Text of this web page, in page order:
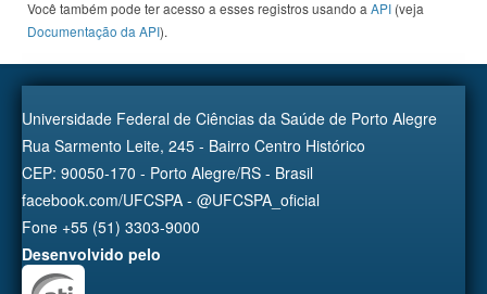
Você também pode ter acesso a esses registros usando a API (veja
Documentação da API).
Universidade Federal de Ciências da Saúde de Porto Alegre
Rua Sarmento Leite, 245 - Bairro Centro Histórico
CEP: 90050-170 - Porto Alegre/RS - Brasil
facebook.com/UFCSPA - @UFCSPA_oficial
Fone +55 (51) 3303-9000
Desenvolvido pelo